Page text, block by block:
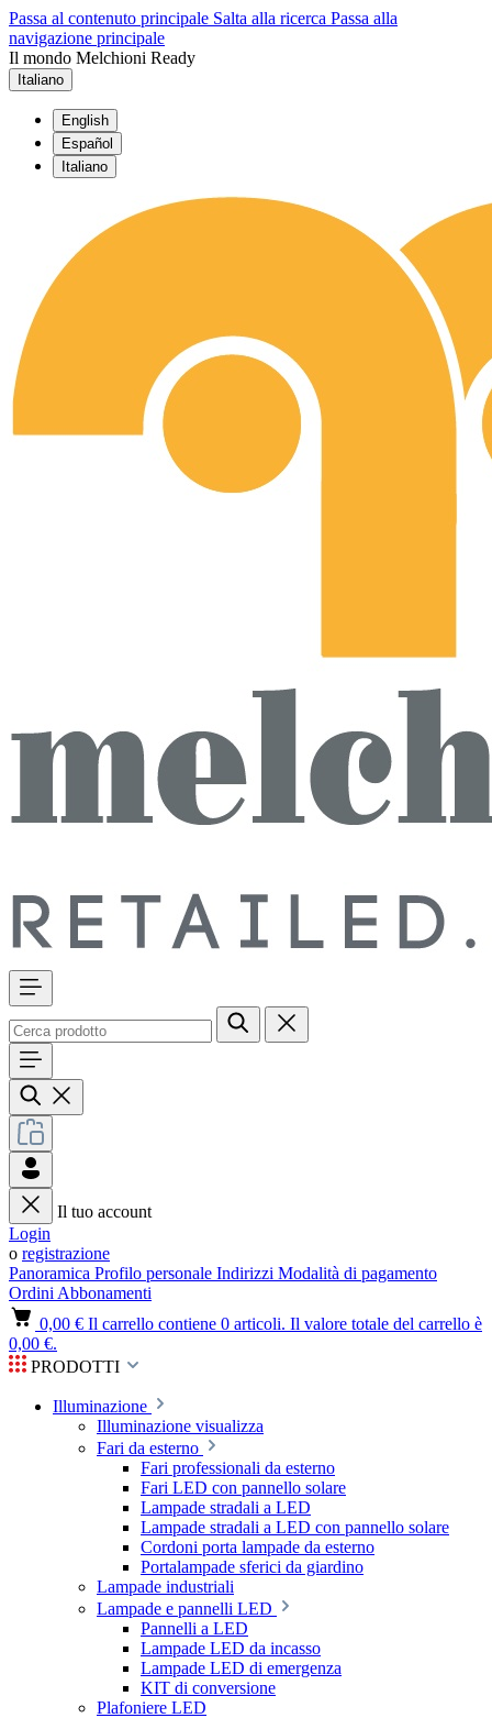
Passa al contenuto principale Salta alla ricerca Passa alla
navigazione principale
Il mondo Melchioni Ready
Italiano
English
Español
Italiano
Il tuo account
Login
o registrazione
Panoramica Profilo personale Indirizzi Modalità di pagamento
Ordini Abbonamenti
0,00 € Il carrello contiene 0 articoli. Il valore totale del carrello è
0,00 €.
PRODOTTI
Illuminazione
Illuminazione visualizza
Fari da esterno
Fari professionali da esterno
Fari LED con pannello solare
Lampade stradali a LED
Lampade stradali a LED con pannello solare
Cordoni porta lampade da esterno
Portalampade sferici da giardino
Lampade industriali
Lampade e pannelli LED
Pannelli a LED
Lampade LED da incasso
Lampade LED di emergenza
KIT di conversione
Plafoniere LED